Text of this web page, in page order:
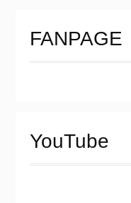
FANPAGE
YouTube